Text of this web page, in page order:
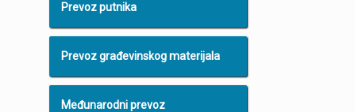
Prevoz putnika
Prevoz građevinskog materijala
Međunarodni prevoz